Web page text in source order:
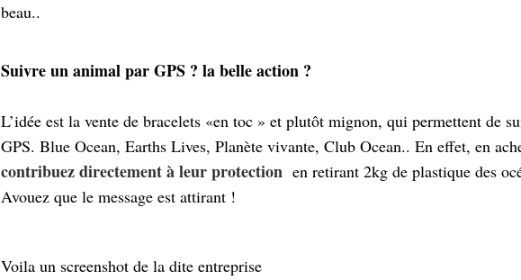
beau..
Suivre un animal par GPS ? la belle action ?
L’idée est la vente de bracelets «en toc » et plutôt mignon, qui permettent de
GPS. Blue Ocean, Earths Lives, Planète vivante, Club Ocean.. En effet, en
contribuez directement à leur protection en retirant 2kg de plastique des
Avouez que le message est attirant !
Voila un screenshot de la dite entreprise